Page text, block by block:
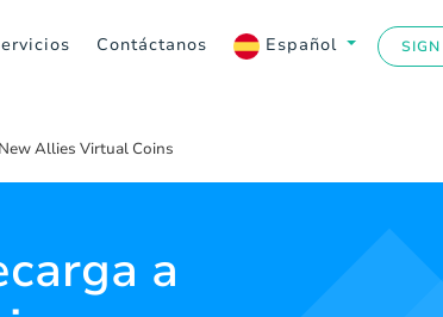
Contáctanos Español
Allies Virtual Coins
a